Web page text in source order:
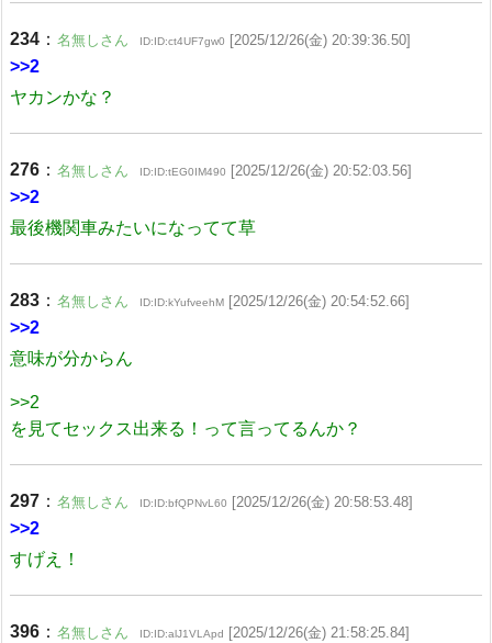
234 ： 名無しさん ID:ID:ct4UF7gw0 [2025/12/26(金) 20:39:36.50]
>>2
ヤカンかな？
276 ： 名無しさん ID:ID:tEG0IM490 [2025/12/26(金) 20:52:03.56]
>>2
最後機関車みたいになってて草
283 ： 名無しさん ID:ID:kYufveehM [2025/12/26(金) 20:54:52.66]
>>2
意味が分からん
>>2
を見てセックス出来る！って言ってるんか？
297 ： 名無しさん ID:ID:bfQPNvL60 [2025/12/26(金) 20:58:53.48]
>>2
すげえ！
396 ： 名無しさん ID:ID:alJ1VLApd [2025/12/26(金) 21:58:25.84]